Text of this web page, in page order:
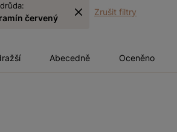
červený
Zrušit filtry
Abecedně Oceněno